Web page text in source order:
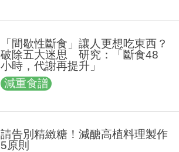
「間歇性斷食」讓人更想吃東西？
破除五大迷思 研究：「斷食48
小時，代謝再提升」
減重食譜
請告別精緻糖！減醣高植料理製作
5原則